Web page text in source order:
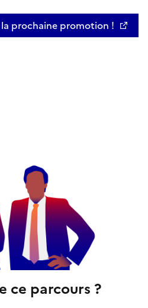
prochaine promotion !
Ouvre une nouvelle fenêtre
ce parcours ?